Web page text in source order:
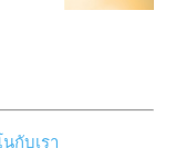
กับเรา